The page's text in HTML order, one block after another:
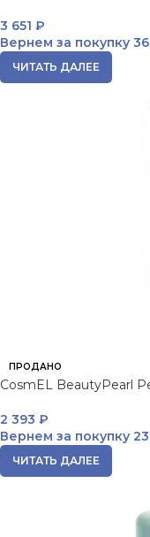
3 651 ₽
Вернем за покупку
ЧИТАТЬ ДАЛЕЕ
ПРОДАНО
CosmEL BeautyPearl
2 393 ₽
Вернем за покупку
ЧИТАТЬ ДАЛЕЕ